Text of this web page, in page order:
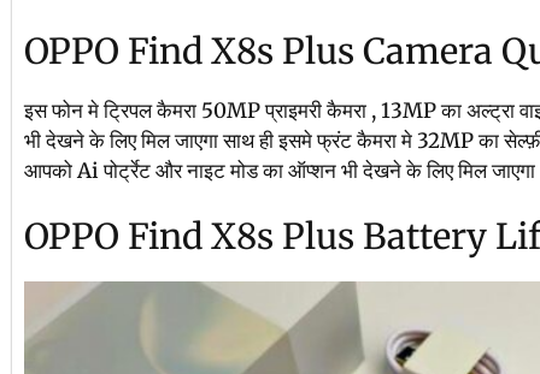
OPPO Find X8s Plus Camera
इस फोन मे ट्रिपल कैमरा 50MP प्राइमरी कैमरा , 13MP का अल्ट्रा
भी देखने के लिए मिल जाएगा साथ ही इसमे फ्रंट कैमरा मे 32MP का
आपको Ai पोर्ट्रेट और नाइट मोड का ऑप्शन भी देखने के लिए मिल
OPPO Find X8s Plus Battery